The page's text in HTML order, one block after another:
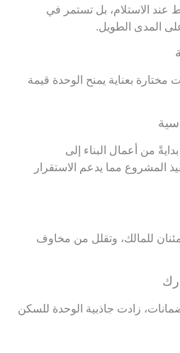
عند الاستلام، بل تستمر في
المدى الطويل.
مختارة بعناية يمنح الوحدة قيمة
من أعمال البناء إلى
المشروع مما يدعم الاستقرار
للمالك، وتقلل من مخاوف
زادت جاذبية الوحدة للسكن